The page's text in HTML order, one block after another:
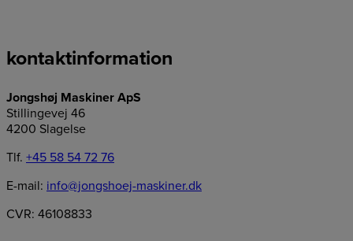
kontaktinformation
Jongshøj Maskiner ApS
Stillingevej 46
4200 Slagelse
Tlf. +45 58 54 72 76
E-mail: info@jongshoej-maskiner.dk
CVR: 46108833